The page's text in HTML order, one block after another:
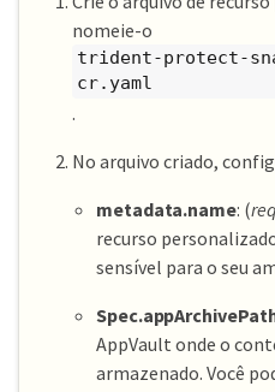
nomeie-o
trident-protect-
cr.yaml
.
No arquivo criado,
metadata.name: (
recurso
sensível para o seu
AppVault onde o
armazenado. Você